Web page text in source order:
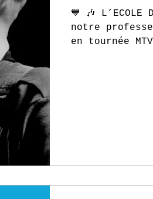
💙 🎶 L’ECOLE
notre
en tournée